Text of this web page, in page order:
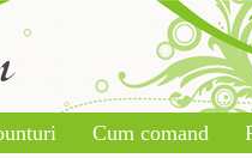
Cum comand